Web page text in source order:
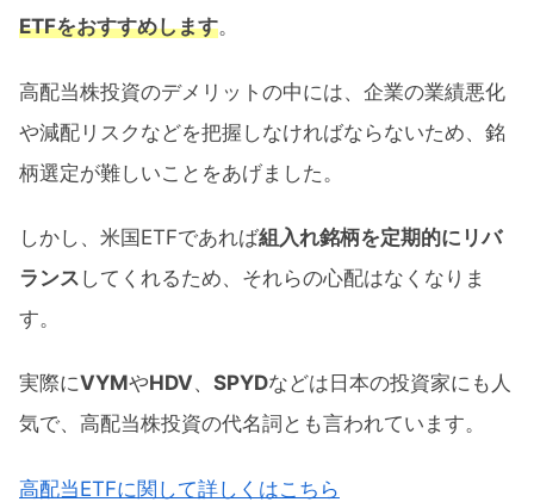
ETFをおすすめします。
高配当株投資のデメリットの中には、企業の業績悪化
や減配リスクなどを把握しなければならないため、銘
柄選定が難しいことをあげました。
しかし、米国ETFであれば組入れ銘柄を定期的にリバ
ランス してくれるため、それらの心配はなくなりま
す。
実際にVYMやHDV、 SPYDなどは日本の投資家にも人
気で、高配当株投資の代名詞とも言われています。
高配当ETFに関して詳しくはこちら